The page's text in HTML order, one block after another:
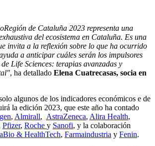
de Cataluña 2023 representa una
del ecosistema en Cataluña. Es una
invita a la reflexión sobre lo que ha ocurrido
a anticipar cuáles serán los impulsores
Life Sciences: terapias avanzadas y
, ha detallado Elena Cuatrecasas, socia en
algunos de los indicadores económicos e de
la edición 2023, que este año ha contado
, Almirall, AstraZeneca, Alira Health,
Pfizer, Roche y Sanofi, y la colaboración
& HealthTech, Farmaindustria y Fenin.